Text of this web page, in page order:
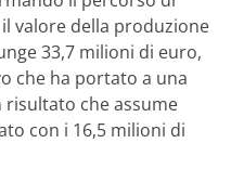
valore della produzione
33,7 milioni di euro,
che ha portato a una
risultato che assume
con i 16,5 milioni di